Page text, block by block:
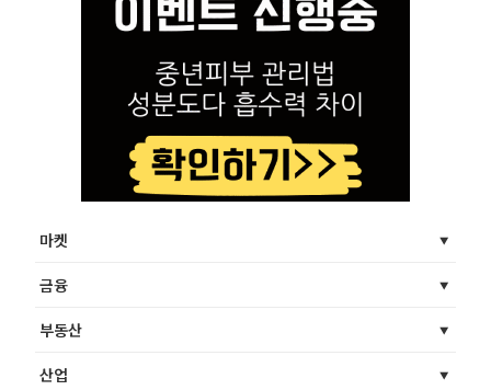
마켓
금융
부동산
산업